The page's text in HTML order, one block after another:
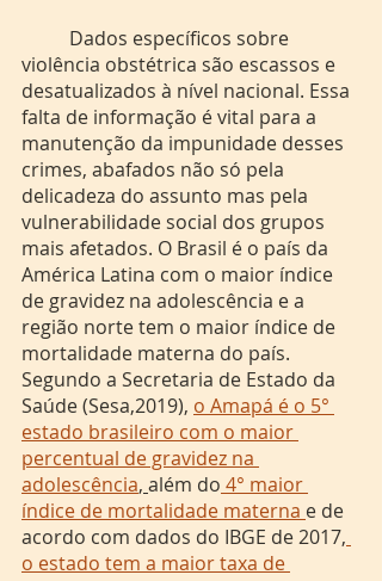
violência obstétrica são escassos e
desatualizados à nível nacional. Essa
falta de informação é vital para a
manutenção da impunidade desses
crimes, abafados não só pela
delicadeza do assunto mas pela
vulnerabilidade social dos grupos
mais afetados. O Brasil é o país da
América Latina com o maior índice
de gravidez na adolescência e a
região norte tem o maior índice de
mortalidade materna do país.
Segundo a Secretaria de Estado da
Saúde (Sesa,2019), o Amapá é o 5°
estado brasileiro com o maior
percentual de gravidez na
adolescência, além do 4° maior
índice de mortalidade materna e de
acordo com dados do IBGE de 2017,
o estado tem a maior taxa de